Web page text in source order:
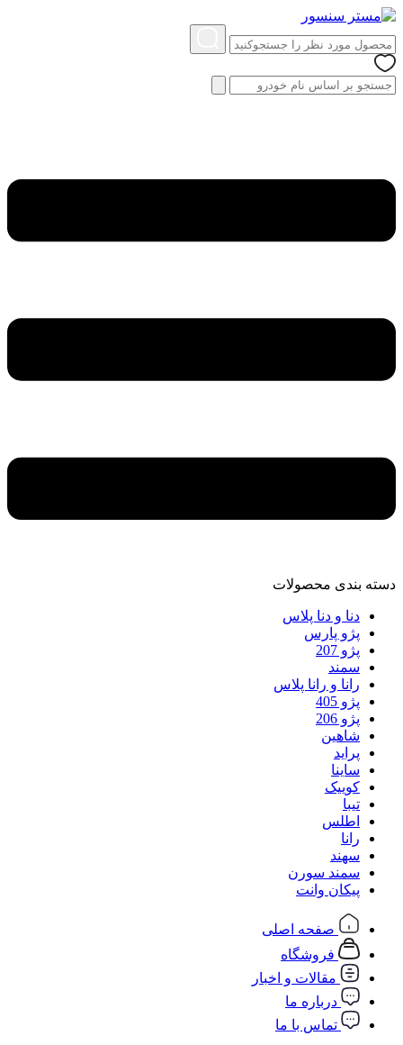
دسته‌ بندی محصولات
دنا و دنا پلاس
پژو پارس
پژو 207
سمند
رانا و رانا پلاس
پژو 405
پژو 206
شاهین
پراید
ساینا
کوییک
تیبا
اطلس
رانا
سهند
سمند سورن
پیکان وانت
صفحه اصلی
فروشگاه
مقالات و اخبار
درباره ما
تماس با ما